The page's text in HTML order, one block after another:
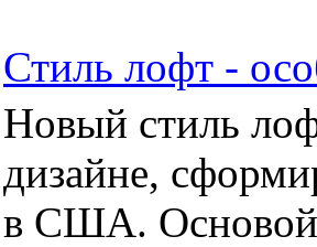
Стиль лофт -
Новый стиль
дизайне,
в США. Основой